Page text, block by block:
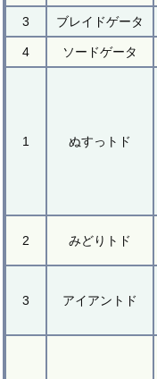
3 ブレイドゲータ
4 ソードゲータ
1 ぬすっトド
2 みどりトド
3 アイアントド